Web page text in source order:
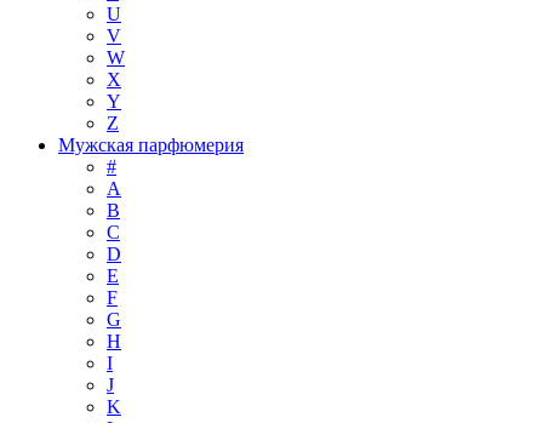
U
V
W
X
Y
Z
Мужская парфюмерия
#
A
B
C
D
E
F
G
H
I
J
K